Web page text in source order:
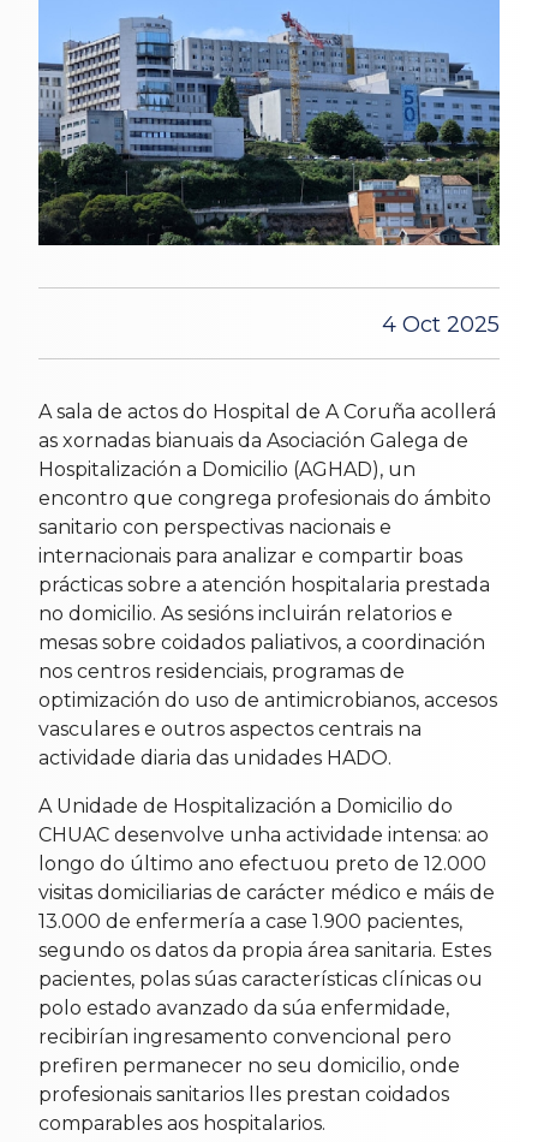
4 Oct 2025
A sala de actos do Hospital de A Coruña acollerá
as xornadas bianuais da Asociación Galega de
Hospitalización a Domicilio (AGHAD), un
encontro que congrega profesionais do ámbito
sanitario con perspectivas nacionais e
internacionais para analizar e compartir boas
prácticas sobre a atención hospitalaria prestada
no domicilio. As sesións incluirán relatorios e
mesas sobre coidados paliativos, a coordinación
nos centros residenciais, programas de
optimización do uso de antimicrobianos, accesos
vasculares e outros aspectos centrais na
actividade diaria das unidades HADO.
A Unidade de Hospitalización a Domicilio do
CHUAC desenvolve unha actividade intensa: ao
longo do último ano efectuou preto de 12.000
visitas domiciliarias de carácter médico e máis de
13.000 de enfermería a case 1.900 pacientes,
segundo os datos da propia área sanitaria. Estes
pacientes, polas súas características clínicas ou
polo estado avanzado da súa enfermidade,
recibirían ingresamento convencional pero
prefiren permanecer no seu domicilio, onde
profesionais sanitarios lles prestan coidados
comparables aos hospitalarios.